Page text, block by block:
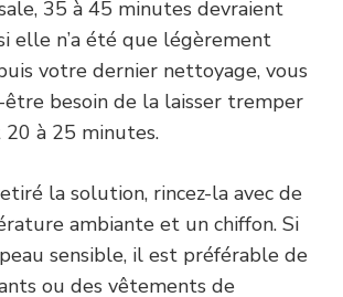
35 à 45 minutes devraient
elle n’a été que légèrement
votre dernier nettoyage, vous
être besoin de la laisser tremper
à 25 minutes.
la solution, rincez-la avec de
ambiante et un chiffon. Si
sensible, il est préférable de
ou des vêtements de